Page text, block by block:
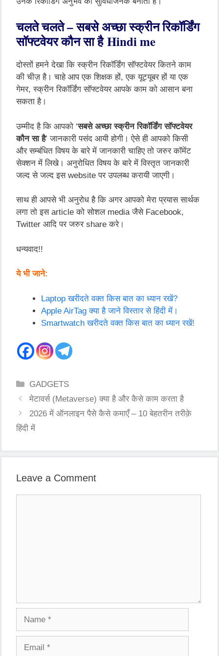
चलतेचलते–सबसेअच्छास्क्रीनरिकॉर्डिंग
सॉफ्टवेयरकौनसाहैHindi me
दोस्तों हमने देखा कि स्क्रीन रिकॉर्डिंग सॉफ्टवेयर कितने काम
की चीज़ है। चाहे आप एक शिक्षक हों,एक यूट्यूबर हों या एक
गेमर,स्क्रीन रिकॉर्डिंग सॉफ्टवेयर आपके काम को आसान बना
सकता है।
उम्मीद है कि आपको ‘सबसे अच्छा स्क्रीन रिकॉर्डिंग सॉफ्टवेयर
कौन सा है’जानकारी पसंद आयी होगी। ऐसे ही आपको किसी
और सम्बंधित विषय के बारे में जानकारी चाहिए तो जरुर कॉमेंट
सेक्शन में लिखे। अनुरोधित विषय के बारे में विस्तृत जानकारी
जल्द से जल्द इसwebsiteपर उपलब्ध करायी जाएगी।
साथ ही आपसे भी अनुरोध है कि अगर आपको मेरा प्रयास सार्थक
लगा तो इसarticleको सोशलmediaजैसेFacebook,
Twitter आदि पर जरुरshareकरे।
धन्यवाद!!
ये भी जाने:
Laptop खरीदते वक्त किस बात का ध्यान रखें?
Apple AirTag क्या है जाने विस्तार से हिंदी में।
Smartwatch खरीदते वक्त किस बात का ध्यान रखें!
Categories
GADGETS
Post
navigation
मेटावर्स (Metaverse) क्या है और कैसे काम करता है
2026 में ऑनलाइन पैसे कैसे कमाएँ – 10 बेहतरीन तरीक़े
हिंदी में
Leave a Comment